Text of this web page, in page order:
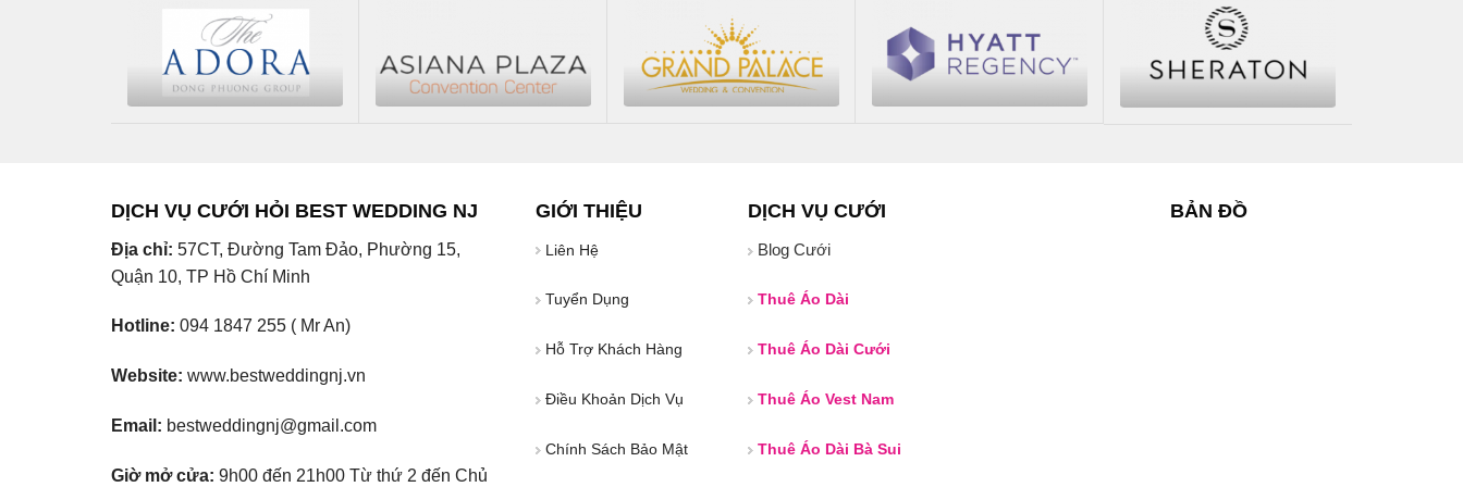
DỊCH VỤ CƯỚI HỎI BEST WEDDING NJ
Địa chỉ: 57CT, Đường Tam Đảo, Phường 15,
Quận 10, TP Hồ Chí Minh
Hotline: 094 1847 255 ( Mr An)
Website: www.bestweddingnj.vn
Email: bestweddingnj@gmail.com
Giờ mở cửa: 9h00 đến 21h00 Từ thứ 2 đến Chủ
GIỚI THIỆU
Liên Hệ
Tuyển Dụng
Hỗ Trợ Khách Hàng
Điều Khoản Dịch Vụ
Chính Sách Bảo Mật
DỊCH VỤ CƯỚI
Blog Cưới
Thuê Áo Dài
Thuê Áo Dài Cưới
Thuê Áo Vest Nam
Thuê Áo Dài Bà Sui
BẢN ĐỒ